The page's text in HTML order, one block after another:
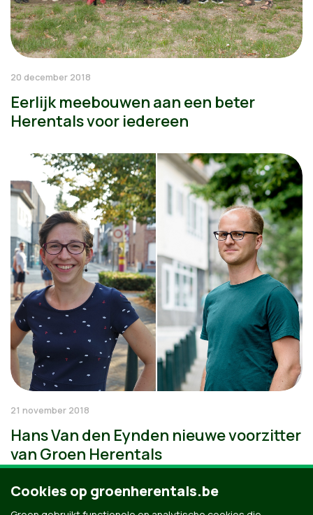
20 december 2018
Eerlijk meebouwen aan een beter
Herentals voor iedereen
21 november 2018
Hans Van den Eynden nieuwe voorzitter
van Groen Herentals
Cookies op groenherentals.be